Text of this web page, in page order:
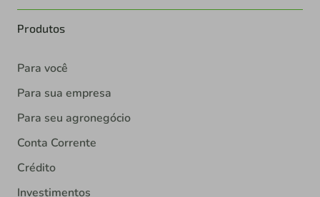
Produtos
Para você
Para sua empresa
Para seu agronegócio
Conta Corrente
Crédito
Investimentos